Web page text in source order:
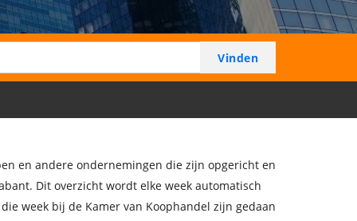
en andere ondernemingen die zijn opgericht en
Dit overzicht wordt elke week automatisch
week bij de Kamer van Koophandel zijn gedaan